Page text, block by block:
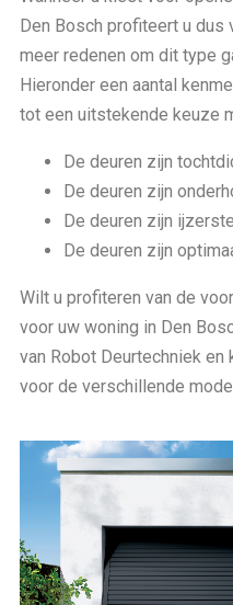
Den Bosch profiteert u dus
meer redenen om dit type
Hieronder een aantal
tot een uitstekende keuze
De deuren zijn
De deuren zijn
De deuren zijn
De deuren zijn
Wilt u profiteren van de
voor uw woning in Den
van Robot Deurtechniek
voor de verschillende